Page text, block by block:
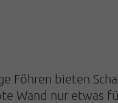
Föhren bieten
Wand nur etwas